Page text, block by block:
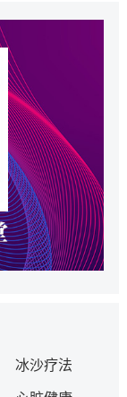
冰沙疗法